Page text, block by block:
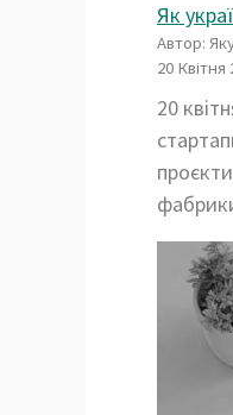
Як
Автор:
20 Квітня
20